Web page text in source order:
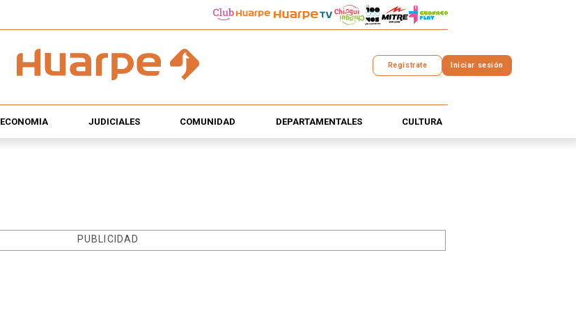
Registrate Iniciar sesión
ECONOMÍA JUDICIALES COMUNIDAD DEPARTAMENTALES CULTURA
PUBLICIDAD